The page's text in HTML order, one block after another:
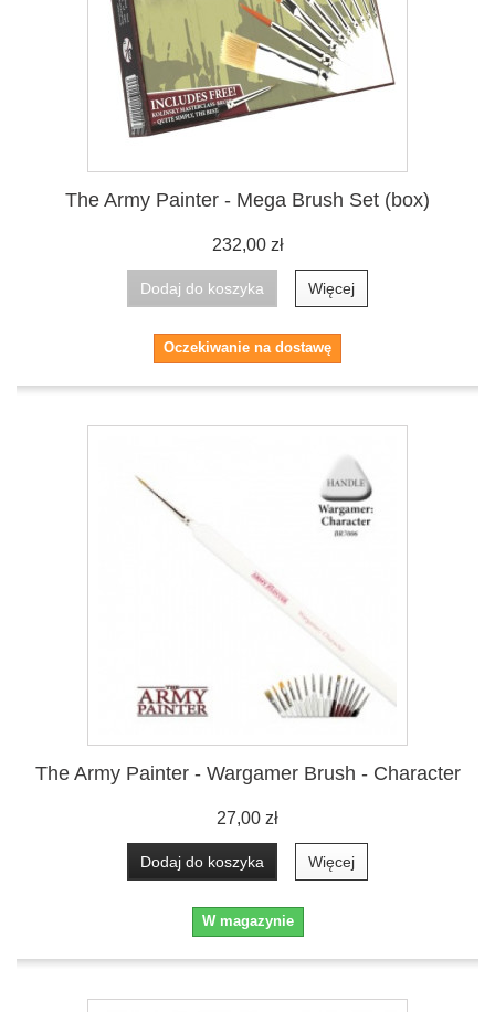
The Army Painter - Mega Brush Set (box)
232,00 zł
Dodaj do koszyka Więcej
Oczekiwanie na dostawę
The Army Painter - Wargamer Brush - Character
27,00 zł
Dodaj do koszyka Więcej
W magazynie